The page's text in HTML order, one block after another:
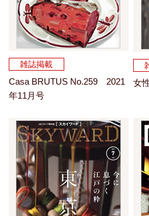
雑誌掲載
Casa BRUTUS No.259 2021
年11月号
女